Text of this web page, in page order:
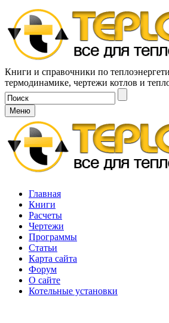
Книги и справочники по
термодинамике, чертежи котлов и
Меню
Главная
Книги
Расчеты
Чертежи
Программы
Статьи
Карта сайта
Форум
О сайте
Котельные установки